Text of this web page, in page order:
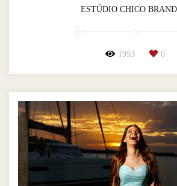
ESTÚDIO CHICO
1953 0